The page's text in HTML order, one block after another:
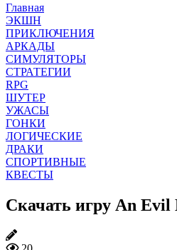
Главная
ЭКШН
ПРИКЛЮЧЕНИЯ
АРКАДЫ
СИМУЛЯТОРЫ
СТРАТЕГИИ
RPG
ШУТЕР
УЖАСЫ
ГОНКИ
ЛОГИЧЕСКИЕ
ДРАКИ
СПОРТИВНЫЕ
КВЕСТЫ
Скачать игру An